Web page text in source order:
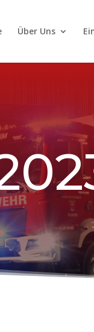
Über Uns